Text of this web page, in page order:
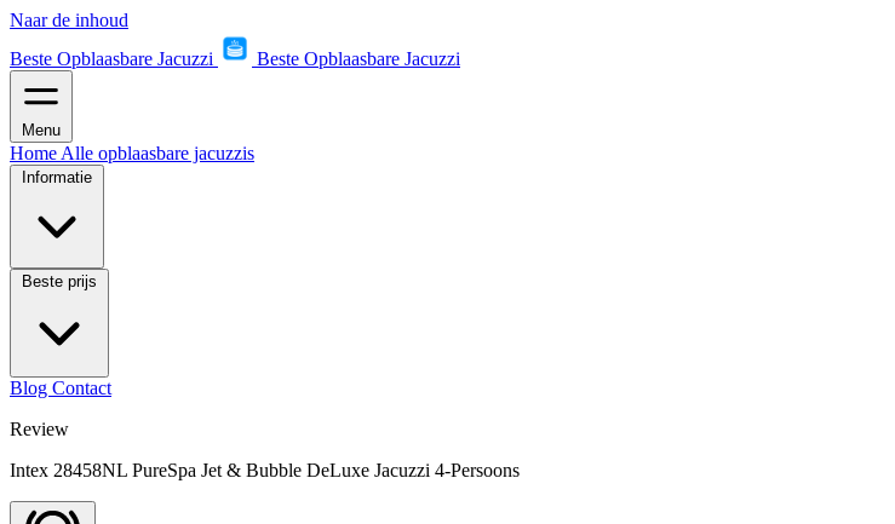
Naar de inhoud
Beste Opblaasbare Jacuzzi
Beste Opblaasbare Jacuzzi
Menu
Home Alle opblaasbare jacuzzis
Informatie
Beste prijs
Blog Contact
Review
Intex 28458NL PureSpa Jet & Bubble DeLuxe Jacuzzi 4-Persoons